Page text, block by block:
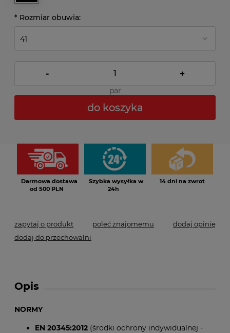
* Rozmiar obuwia:
- +
par
do koszyka
Darmowa dostawa
od 500 PLN
Szybka wysyłka w
24h
14 dni na zwrot
zapytaj o produkt poleć znajomemu
dodaj opinię
dodaj do przechowalni
Opis
NORMY
EN 20345:2012 (środki ochrony indywidualnej -